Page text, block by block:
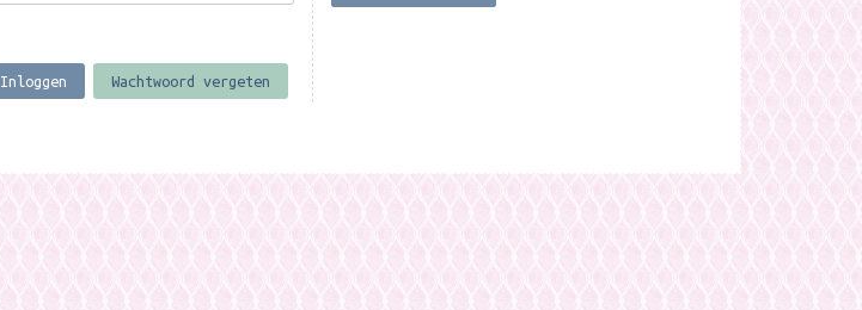
Inloggen Wachtwoord vergeten